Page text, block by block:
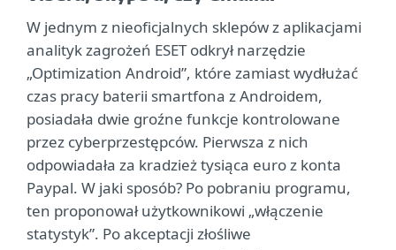
W jednym z nieoficjalnych sklepów z aplikacjami
analityk zagrożeń ESET odkrył narzędzie
„Optimization Android”, które zamiast wydłużać
czas pracy baterii smartfona z Androidem,
posiadała dwie groźne funkcje kontrolowane
przez cyberprzestępców. Pierwsza z nich
odpowiadała za kradzież tysiąca euro z konta
Paypal. W jaki sposób? Po pobraniu programu,
ten proponował użytkownikowi „włączenie
statystyk”. Po akceptacji złośliwe